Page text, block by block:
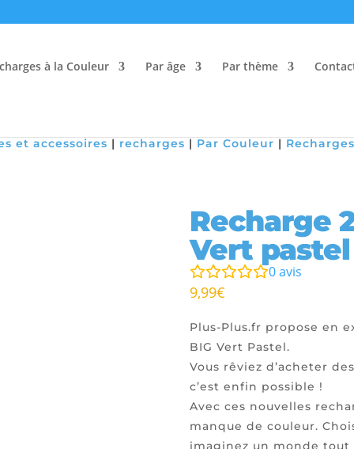
à la Couleur Par âge Par thème
et accessoires | recharges | Par Couleur |
Recharge
Vert pastel
0avis
9,99€
Plus-Plus.fr propose en
BIG Vert Pastel.
Vous rêviez d’acheter
c’est enfin possible !
Avec ces nouvelles
manque de couleur.
imaginez un monde tout